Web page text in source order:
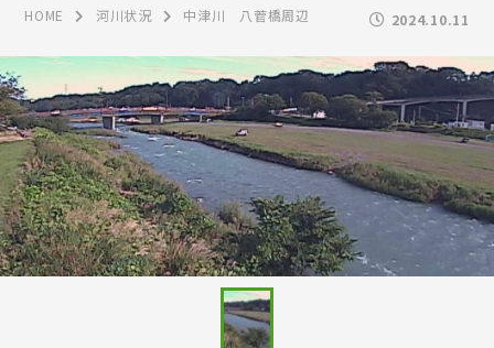
HOME 河川状況 中津川 八菅橋周辺 2024.10.11